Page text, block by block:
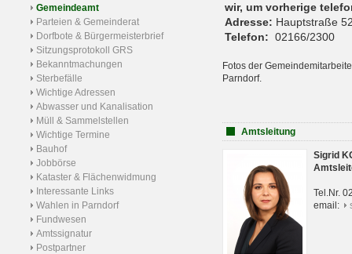
Gemeindeamt
Parteien & Gemeinderat
Dorfbote & Bürgermeisterbrief
Sitzungsprotokoll GRS
Bekanntmachungen
Sterbefälle
Wichtige Adressen
Abwasser und Kanalisation
Müll & Sammelstellen
Wichtige Termine
Bauhof
Jobbörse
Kataster & Flächenwidmung
Interessante Links
Wahlen in Parndorf
Fundwesen
Amtssignatur
Postpartner
wir, um vorherige
Adresse: Hauptstraße
Telefon: 02166/2300
Fotos der
Parndorf.
Amtsleitung
Sigrid
Tel.Nr.
email: